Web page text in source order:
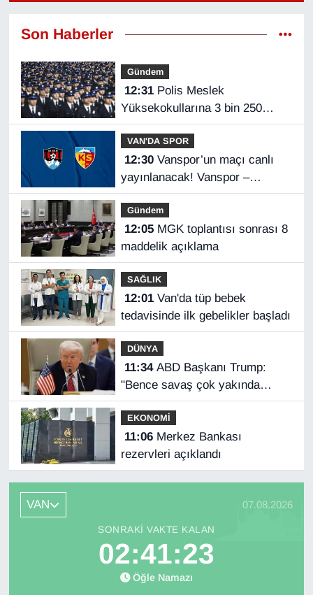
Son Haberler
Gündem
12:31Polis Meslek
Yüksekokullarına 3 bin 250
öğrenci alınacak
VAN'DA SPOR
12:30Vanspor’un maçı canlı
yayınlanacak! Vanspor –
Kayserispor maçı hangi kanalda,
saat kaçta?
Gündem
12:05MGK toplantısı sonrası 8
maddelik açıklama
SAĞLIK
12:01Van'da tüp bebek
tedavisinde ilk gebelikler başladı
DÜNYA
11:34ABD Başkanı Trump:
"Bence savaş çok yakında
bitecek"
EKONOMİ
11:06Merkez Bankası
rezervleri açıklandı
VAN 07.08.2026
SONRAKI VAKTE KALAN
02:41:22
Öğle Namazı